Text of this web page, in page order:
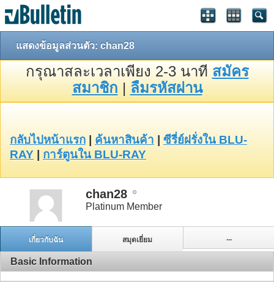
แสดงข้อมูลส่วนตัว: chan28
กรุณาสละเวลาเพียง 2-3 นาที สมัคร
สมาชิก | ลืมรหัสผ่าน
กลับไปหน้าแรก ค้นหาสินค้า
ซีรี่ย์ฝรั่งใน BLU-
RAY
การ์ตูนใน BLU-RAY
chan28
Platinum Member
เกี่ยวกับฉัน สมุดเยี่ยม ...
Basic Information